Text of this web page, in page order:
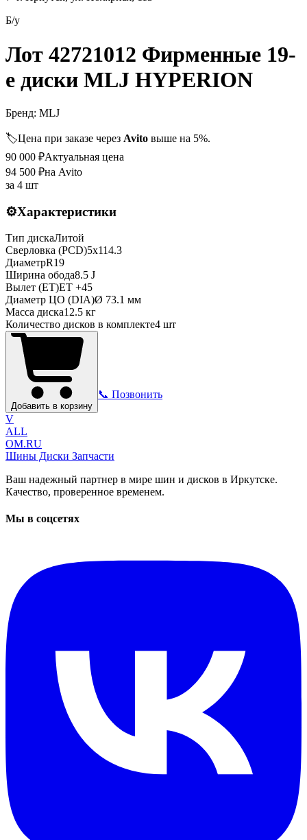
Б/у
Лот 42721012 Фирменные 19-
е диски MLJ HYPERION
Бренд: MLJ
🏷️Цена при заказе через Avito выше на 5%.
90 000 ₽Актуальная цена
94 500 ₽на Avito
за 4 шт
⚙️Характеристики
Тип дискаЛитой
Сверловка (PCD)5x114.3
ДиаметрR19
Ширина обода8.5 J
Вылет (ET)ET +45
Диаметр ЦО (DIA)Ø 73.1 мм
Масса диска12.5 кг
Количество дисков в комплекте4 шт
Добавить в корзину
📞 Позвонить
V
ALL
OM.RU
Шины Диски Запчасти
Ваш надежный партнер в мире шин и дисков в Иркутске.
Качество, проверенное временем.
Мы в соцсетях